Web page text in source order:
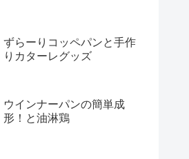
ずらーりコッペパンと手作
りカターレグッズ
ウインナーパンの簡単成
形！と油淋鶏